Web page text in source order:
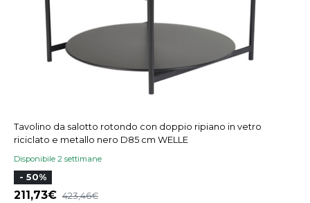
Tavolino da salotto rotondo con doppio ripiano in vetro
riciclato e metallo nero D85 cm WELLE
Disponibile 2 settimane
- 50%
211,73 423,46